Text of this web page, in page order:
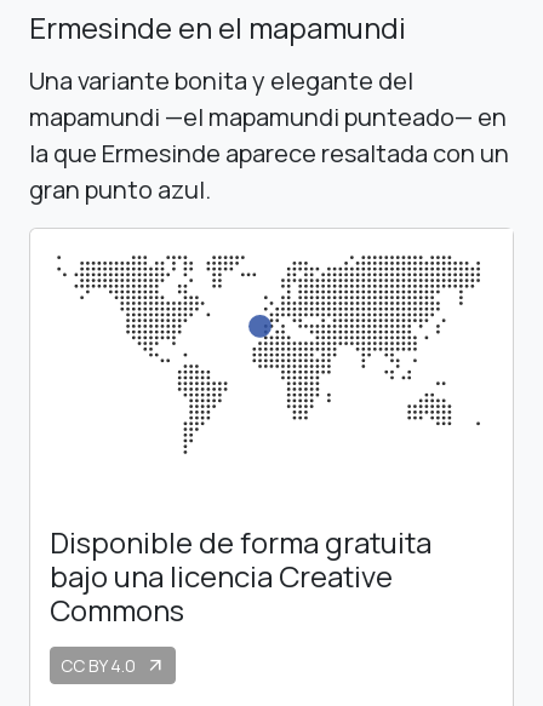
Ermesinde en el mapamundi
Una variante bonita y elegante del
mapamundi —el mapamundi punteado— en
la que Ermesinde aparece resaltada con un
gran punto azul.
Disponible de forma gratuita
bajo una licencia Creative
Commons
CC BY 4.0 arrow_outward